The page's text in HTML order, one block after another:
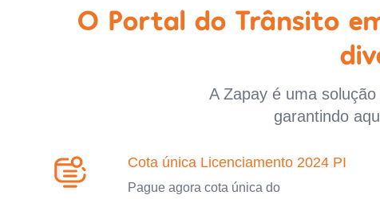
O Portal do Trânsito
A Zapay é uma
garantindo
Cota única Licenciamento 2024 PI
Pague agora cota única do